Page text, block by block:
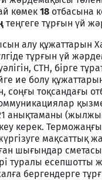
көмек 18 отбасына
теңгеге тұрғын үй
алу құжаттарын
тұрғын үй
СТН, бірге
ие болу
соңғы тоқсандағы
анықтаманы
керек.
шығындар
туралы есепшотты
бергендерге